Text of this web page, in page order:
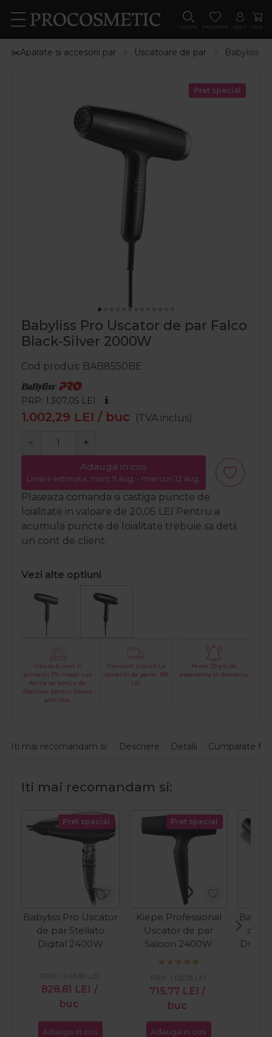
CAUTA FAVORITE CONT COS
✂️Aparate si accesorii par Uscatoare de par Babyliss
Pret special
Babyliss Pro Uscator de par Falco
Black-Silver 2000W
Cod produs BAB8550BE
PRP: 1.307,05 LEI
1.002,29 LEI / buc (TVA inclus)
− +
Adauga in cos
Livrare estimata: marți 11 aug. - miercuri 12 aug.
Plaseaza comanda si castiga puncte de
loialitate in valoare de 20,05 LEI Pentru a
acumula puncte de loialitate trebuie sa detii
un cont de client.
Vezi alte optiuni
Creaza-ti cont si
primesti 2% inapoi sub
forma de bonus de
fidelitate pentru fiecare
achizitie.
Transport Gratuit La
comenzi de peste 399
LEI
Peste 29 ani de
experienta in domeniu
Iti mai recomandam si: Descriere Detalii Cumparate
Iti mai recomandam si:
Pret special
Babyliss Pro Uscator
de par Stellato
Digital 2400W
828,81 LEI /
buc
PRP: 1.045,80 LEI
Adauga in cos
Pret special
Kiepe Professional
Uscator de par
Saloon 2400W
715,77 LEI /
buc
PRP: 1.122,55 LEI
Adauga in cos
de